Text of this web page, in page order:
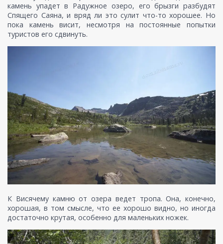
камень упадет в Радужное озеро, его брызги разбудят
Спящего Саяна, и вряд ли это сулит что-то хорошее. Но
пока камень висит, несмотря на постоянные попытки
туристов его сдвинуть.
К Висячему камню от озера ведет тропа. Она, конечно,
хорошая, в том смысле, что ее хорошо видно, но иногда
достаточно крутая, особенно для маленьких ножек.